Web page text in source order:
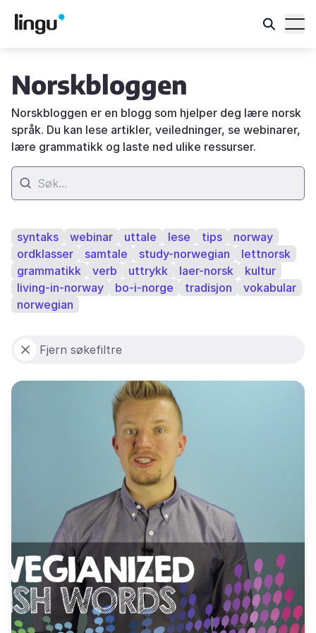
Norskbloggen
Norskbloggen er en blogg som hjelper deg lære norsk
språk. Du kan lese artikler, veiledninger, se webinarer,
lære grammatikk og laste ned ulike ressurser.
syntaks webinar uttale lese tips
norway
ordklasser
samtale study-norwegian
lettnorsk
grammatikk
verb uttrykk laer-norsk
kultur
living-in-norway
bo-i-norge tradisjon
vokabular
norwegian
Fjern søkefiltre